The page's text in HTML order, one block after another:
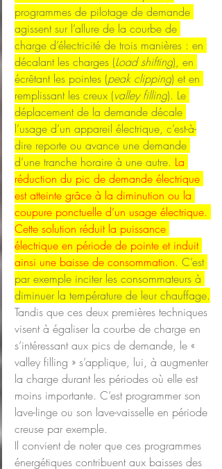
programmes de pilotage de demande
agissent sur l’allure de la courbe de
charge d’électricité de trois manières : en
décalant les charges (Load shifting), en
écrêtant les pointes (peak clipping) et en
remplissant les creux (valley filling). Le
déplacement de la demande décale
l’usage d’un appareil électrique, c’est-à-
dire reporte ou avance une demande
d’une tranche horaire à une autre. La
réduction du pic de demande électrique
est atteinte grâce à la diminution ou la
coupure ponctuelle d’un usage électrique.
Cette solution réduit la puissance
électrique en période de pointe et induit
ainsi une baisse de consommation. C’est
par exemple inciter les consommateurs à
diminuer la température de leur chauffage.
Tandis que ces deux premières techniques
visent à égaliser la courbe de charge en
s’intéressant aux pics de demande, le «
valley filling » s’applique, lui, à augmenter
la charge durant les périodes où elle est
moins importante. C’est programmer son
lave-linge ou son lave-vaisselle en période
creuse par exemple.
Il convient de noter que ces programmes
énergétiques contribuent aux baisses des